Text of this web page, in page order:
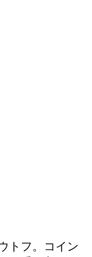
トフ。コイン